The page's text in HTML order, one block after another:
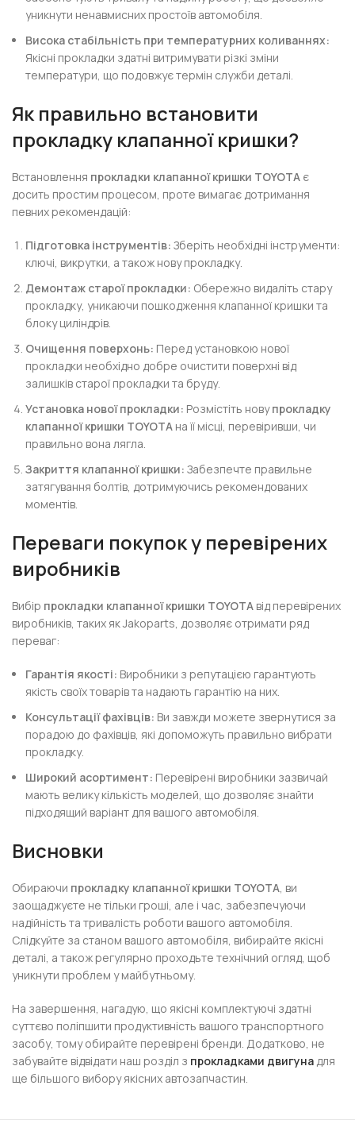
уникнути ненавмисних простоїв автомобіля.
Висока стабільність при температурних коливаннях:
Якісні прокладки здатні витримувати різкі зміни
температури, що подовжує термін служби деталі.
Як правильно встановити
прокладку клапанної кришки?
Встановлення прокладки клапанної кришки TOYOTA є
досить простим процесом, проте вимагає дотримання
певних рекомендацій:
Підготовка інструментів: Зберіть необхідні інструменти:
ключі, викрутки, а також нову прокладку.
Демонтаж старої прокладки: Обережно видаліть стару
прокладку, уникаючи пошкодження клапанної кришки та
блоку циліндрів.
Очищення поверхонь: Перед установкою нової
прокладки необхідно добре очистити поверхні від
залишків старої прокладки та бруду.
Установка нової прокладки: Розмістіть новупрокладку
клапанної кришки TOYOTA на її місці, перевіривши, чи
правильно вона лягла.
Закриття клапанної кришки: Забезпечте правильне
затягування болтів, дотримуючись рекомендованих
моментів.
Переваги покупок у перевірених
виробників
Вибір прокладки клапанної кришки TOYOTA від перевірених
виробників, таких як Jakoparts, дозволяє отримати ряд
переваг:
Гарантія якості: Виробники з репутацією гарантують
якість своїх товарів та надають гарантію на них.
Консультації фахівців: Ви завжди можете звернутися за
порадою до фахівців, які допоможуть правильно вибрати
прокладку.
Широкий асортимент: Перевірені виробники зазвичай
мають велику кількість моделей, що дозволяє знайти
підходящий варіант для вашого автомобіля.
Висновки
Обираючи прокладку клапанної кришки TOYOTA, ви
заощаджуєте не тільки гроші, але і час, забезпечуючи
надійність та тривалість роботи вашого автомобіля.
Слідкуйте за станом вашого автомобіля, вибирайте якісні
деталі, а також регулярно проходьте технічний огляд, щоб
уникнути проблем у майбутньому.
На завершення, нагадую, що якісні комплектуючі здатні
суттєво поліпшити продуктивність вашого транспортного
засобу, тому обирайте перевірені бренди. Додатково, не
забувайте відвідати наш розділ з прокладками двигуна для
ще більшого вибору якісних автозапчастин.